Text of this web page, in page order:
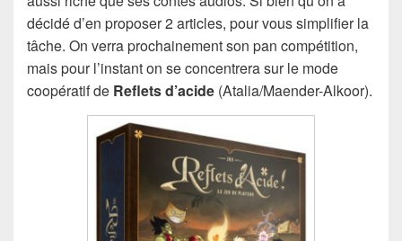
décidé d’en proposer 2 articles, pour vous simplifier la
tâche. On verra prochainement son pan compétition,
mais pour l’instant on se concentrera sur le mode
coopératif de Reflets d’acide (Atalia/Maender-Alkoor).